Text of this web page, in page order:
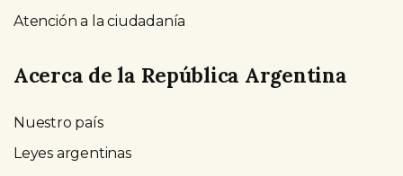
Atención a la ciudadanía
Acerca de la República Argentina
Nuestro país
Leyes argentinas